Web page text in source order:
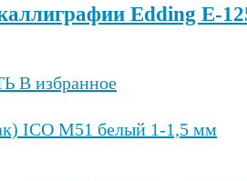
Edding E-
В избранное